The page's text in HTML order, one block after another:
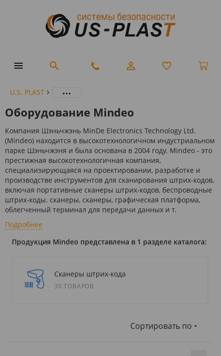
U.S. PLAST ...
Оборудование Mindeo
Компания Шэньчжэнь MinDe Electronics Technology Ltd.
(Mindeo) находится в высокотехнологичном индустриальном
парке Шэньчжэня и была основана в 2004 году. Mindeo - это
престижная высокотехнологичная компания,
специализирующаяся на проектировании, разработке и
производстве инструментов для сканирования штрих-кодов,
включая портативные сканеры штрих-кодов, беспроводные
штрих-коды. сканеры, сканеры, графическая платформа,
облегченный терминал для передачи данных и т.
Подробнее
Продукция Mindeo представлена в 1 разделе каталога:
Сканеры штрих-кода
30 ТОВАРОВ
Сортировать по